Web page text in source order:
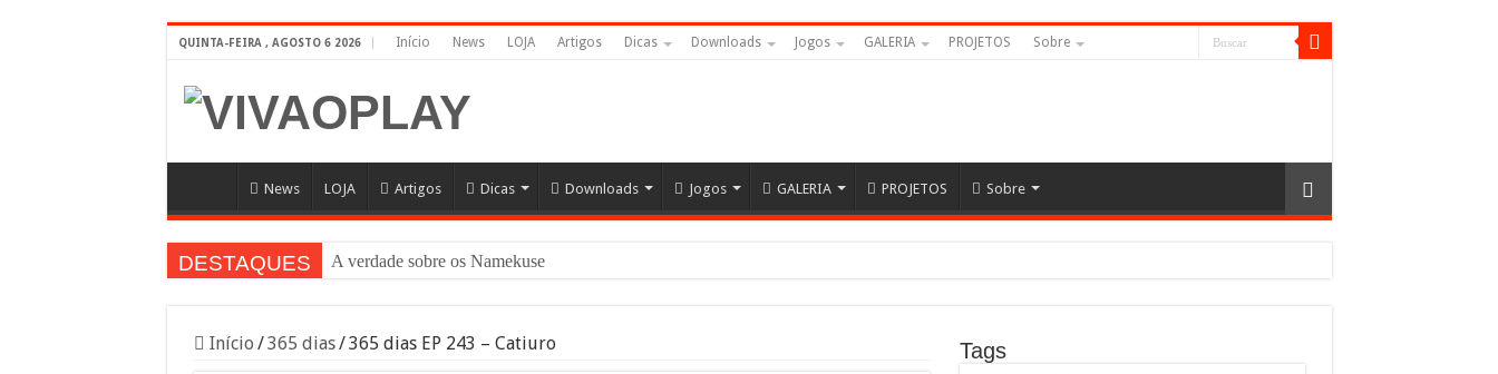
QUINTA-FEIRA , AGOSTO 6 2026 Início News LOJA Artigos Dicas Downloads Jogos GALERIA PROJETOS Sobre
News LOJA Artigos Dicas Downloads Jogos GALERIA PROJETOS Sobre
DESTAQUES A verdade sobre os Namekuseijins – DRAGON
Início /365 dias/365 dias EP 243 – Catiuro Tags